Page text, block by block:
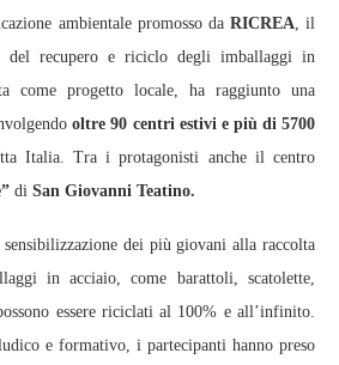
ambientale promosso daRICREA , il
del recupero e riciclo degli imballaggi in
come progetto locale, ha raggiunto una
oltre 90 centri estivi e più di 5700
Italia. Tra i protagonisti anche il centro
di San Giovanni Teatino.
dei più giovani alla raccolta
in acciaio, come barattoli, scatolette,
essere riciclati al 100% e all’infinito.
e formativo, i partecipanti hanno preso